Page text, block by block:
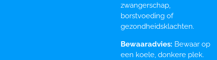
zwangerschap,
borstvoeding of
gezondheidsklachten.
Bewaaradvies: Bewaar op
een koele, donkere plek.